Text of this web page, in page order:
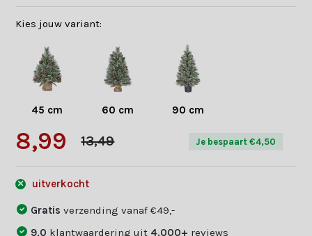
Kies jouw variant:
45 cm 60 cm 90 cm
8,99 13,49 Je bespaart €4,50
uitverkocht
Gratisverzending vanaf €49,-
9,0 klantwaardering uit 4.000+ reviews